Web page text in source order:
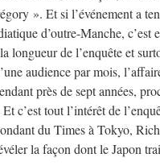
». Et si l’événement a
d’outre-Manche, c’est
longueur de l’enquête et
audience par mois,
près de sept années,
c’est tout l’intérêt de
du Times à Tokyo,
la façon dont le Japon